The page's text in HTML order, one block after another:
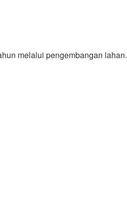
melalui pengembangan lahan.